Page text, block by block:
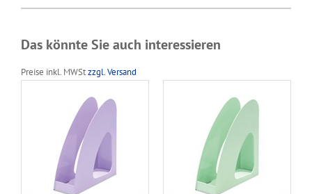
Das könnte Sie auch interessieren
Preise inkl. MWStzzgl. Versand